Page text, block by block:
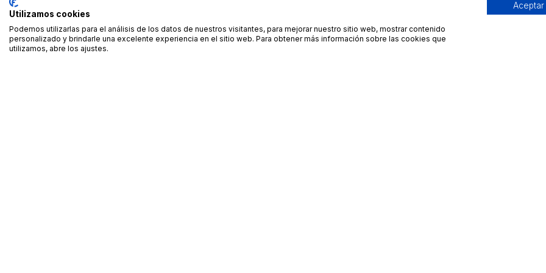
Utilizamos cookies
Podemos utilizarlas para el análisis de los datos de nuestros visitantes, para mejorar nuestro sitio web, mostrar contenido
personalizado y brindarle una excelente experiencia en el sitio web. Para obtener más información sobre las cookies que
utilizamos, abre los ajustes.